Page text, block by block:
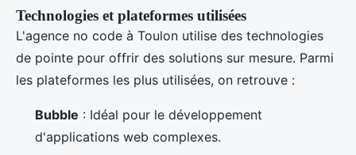
Technologies et plateformes utilisées
L'agence no code à Toulon utilise des technologies
de pointe pour offrir des solutions sur mesure. Parmi
les plateformes les plus utilisées, on retrouve :
Bubble : Idéal pour le développement
d'applications web complexes.